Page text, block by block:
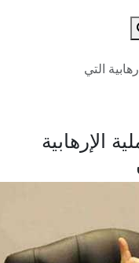
التي
الإرهابية